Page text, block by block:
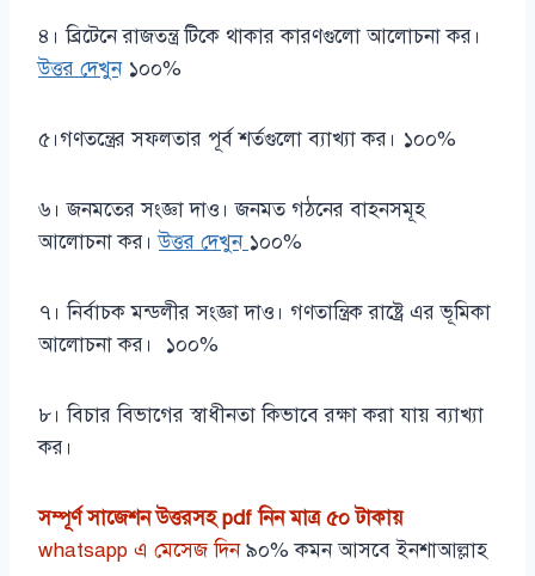
৪। ব্রিটেনে রাজতন্ত্র টিকে থাকার কারণগুলো আলোচনা কর।
উত্তর দেখুন১০০%
৫।গণতন্ত্রের সফলতার পূর্ব শর্তগুলো ব্যাখ্যা কর। ১০০%
৬। জনমতের সংজ্ঞা দাও। জনমত গঠনের বাহনসমূহ
আলোচনা কর।উত্তর দেখুন ১০০%
৭। নির্বাচক মন্ডলীর সংজ্ঞা দাও। গণতান্ত্রিক রাষ্ট্রে এর ভূমিকা
আলোচনা কর। ১০০%
৮। বিচার বিভাগের স্বাধীনতা কিভাবে রক্ষা করা যায় ব্যাখ্যা
কর।
সম্পূর্ণ সাজেশন উত্তরসহ pdf নিন মাত্র ৫০ টাকায়
whatsapp এ মেসেজ দিন৯০% কমন আসবে ইনশাআল্লাহ